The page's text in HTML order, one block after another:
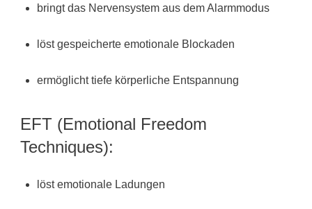
bringt das Nervensystem aus dem Alarmmodus
löst gespeicherte emotionale Blockaden
ermöglicht tiefe körperliche Entspannung
EFT (Emotional Freedom
Techniques):
löst emotionale Ladungen